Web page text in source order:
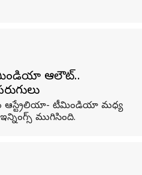
ఆలౌట్..
ఆస్ట్రేలియా- టీమిండియా మధ్య
ముగిసింది.